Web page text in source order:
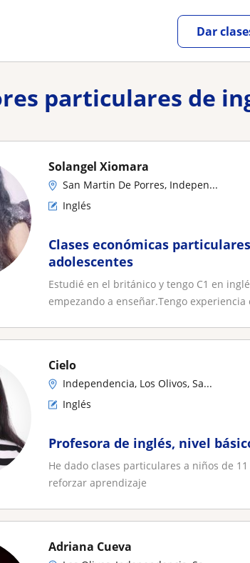
Dar
particulares de
Solangel Xiomara
San Martin De Porres, Indepen...
Inglés
Clases económicas
adolescentes
Estudié en el británico y tengo C1 en
empezando a enseñar.Tengo experiencia
Cielo
Independencia, Los Olivos, Sa...
Inglés
Profesora de inglés, nivel
He dado clases particulares a niños de
reforzar aprendizaje
Adriana Cueva